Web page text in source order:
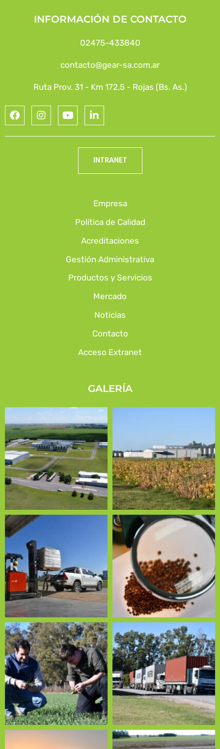
INFORMACIÓN DE CONTACTO
02475-433840
contacto@gear-sa.com.ar
Ruta Prov. 31 - Km 172,5 - Rojas (Bs. As.)
INTRANET
Empresa
Política de Calidad
Acreditaciones
Gestión Administrativa
Productos y Servicios
Mercado
Noticias
Contacto
Acceso Extranet
GALERÍA